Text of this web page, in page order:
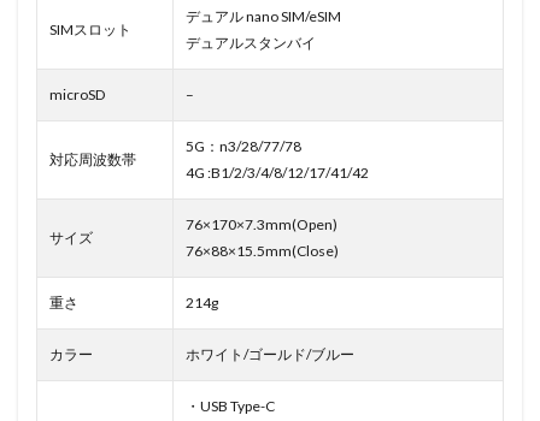
SIMスロット
デュアル nano SIM/eSIM
デュアルスタンバイ
microSD –
対応周波数帯
5G：n3/28/77/78
4G :B1/2/3/4/8/12/17/41/42
サイズ
76×170×7.3mm(Open)
76×88×15.5mm(Close)
重さ 214g
カラー ホワイト/ゴールド/ブルー
・USB Type-C